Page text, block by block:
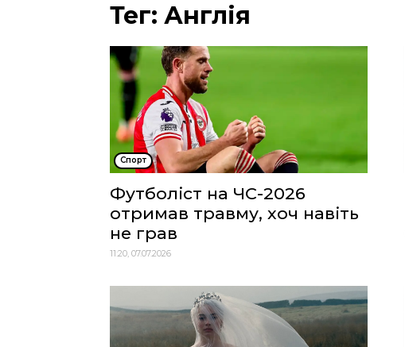
Тег: Англія
Спорт
Футболіст на ЧС-2026
отримав травму, хоч навіть
не грав
11:20, 07.07.2026